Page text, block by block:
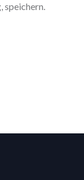
speichern.